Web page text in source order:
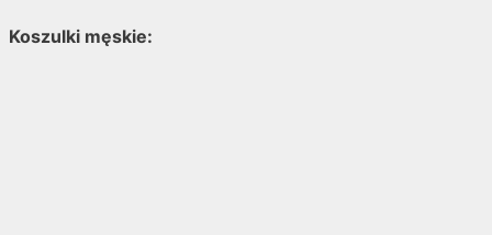
Koszulki męskie: